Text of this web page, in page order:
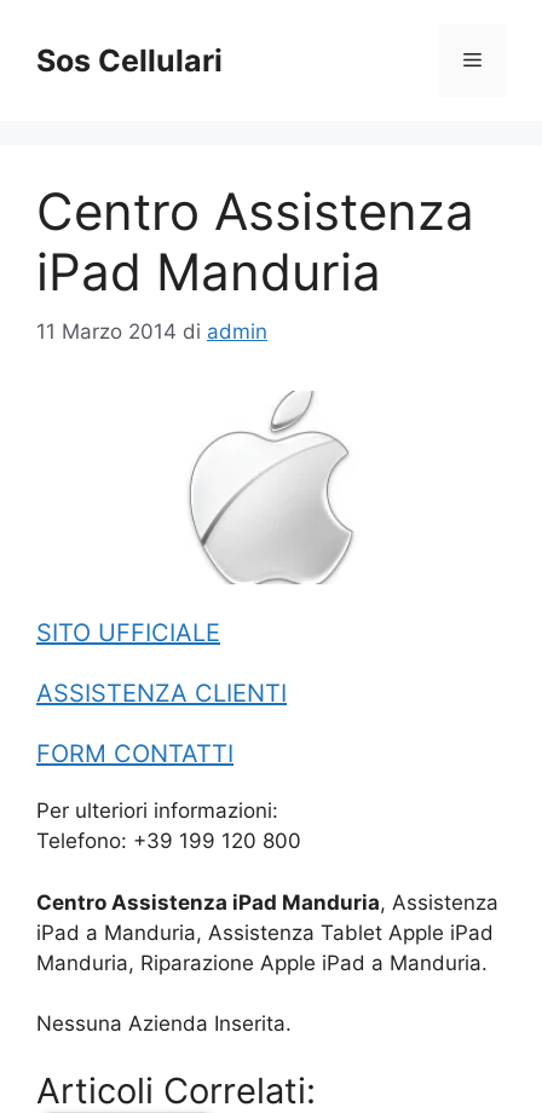
contenuto
Sos Cellulari Menu
Centro Assistenza
iPad Manduria
11 Marzo 2014 di admin
SITO UFFICIALE
ASSISTENZA CLIENTI
FORM CONTATTI
Per ulteriori informazioni:
Telefono: +39 199 120 800
Centro Assistenza iPad Manduria, Assistenza
iPad a Manduria, Assistenza Tablet Apple iPad
Manduria, Riparazione Apple iPad a Manduria.
Nessuna Azienda Inserita.
Articoli Correlati: